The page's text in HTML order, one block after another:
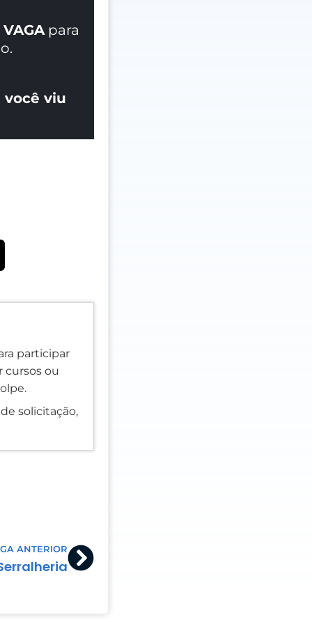
para
você viu
participar
cursos ou
solicitação,
ANTERIORNext